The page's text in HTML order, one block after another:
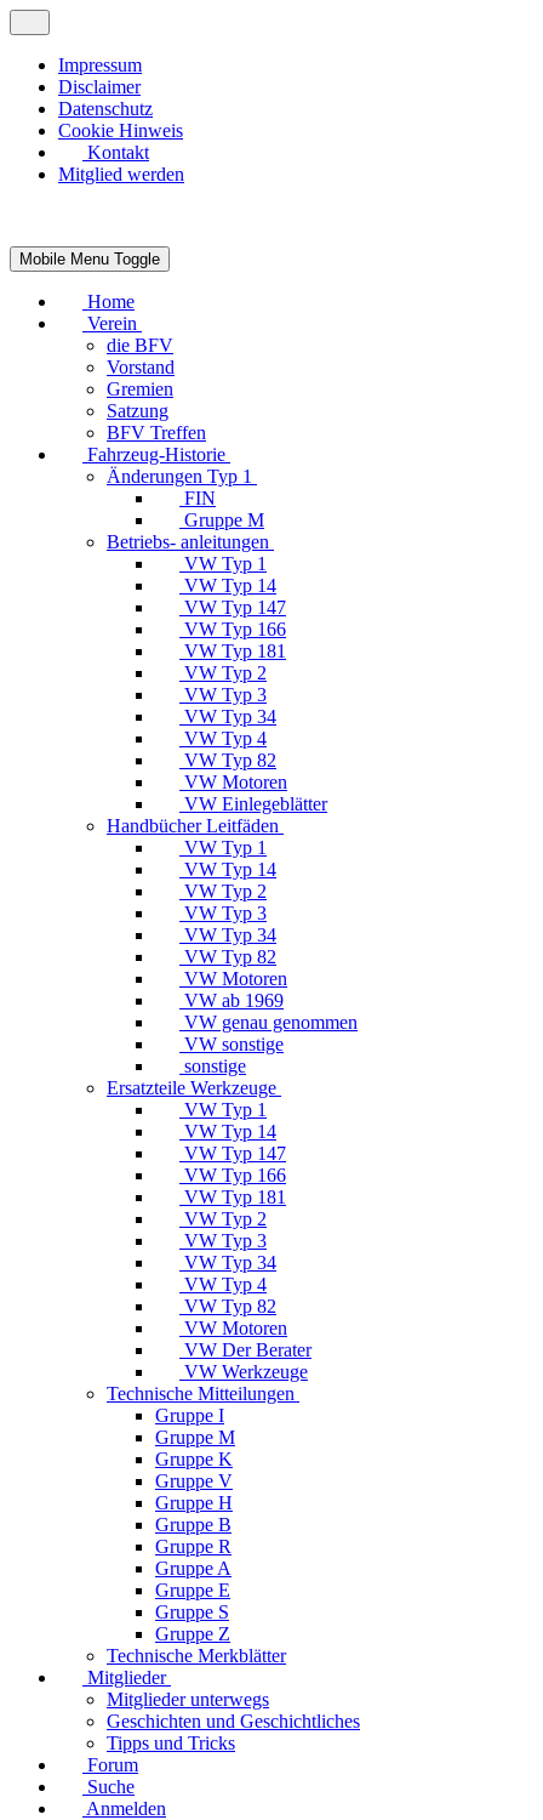
Impressum
Disclaimer
Datenschutz
Cookie Hinweis
Kontakt
Mitglied werden
Mobile Menu Toggle
Home
Verein
die BFV
Vorstand
Gremien
Satzung
BFV Treffen
Fahrzeug-Historie
Änderungen Typ 1
FIN
Gruppe M
Betriebs- anleitungen
VW Typ 1
VW Typ 14
VW Typ 147
VW Typ 166
VW Typ 181
VW Typ 2
VW Typ 3
VW Typ 34
VW Typ 4
VW Typ 82
VW Motoren
VW Einlegeblätter
Handbücher Leitfäden
VW Typ 1
VW Typ 14
VW Typ 2
VW Typ 3
VW Typ 34
VW Typ 82
VW Motoren
VW ab 1969
VW genau genommen
VW sonstige
sonstige
Ersatzteile Werkzeuge
VW Typ 1
VW Typ 14
VW Typ 147
VW Typ 166
VW Typ 181
VW Typ 2
VW Typ 3
VW Typ 34
VW Typ 4
VW Typ 82
VW Motoren
VW Der Berater
VW Werkzeuge
Technische Mitteilungen
Gruppe I
Gruppe M
Gruppe K
Gruppe V
Gruppe H
Gruppe B
Gruppe R
Gruppe A
Gruppe E
Gruppe S
Gruppe Z
Technische Merkblätter
Mitglieder
Mitglieder unterwegs
Geschichten und Geschichtliches
Tipps und Tricks
Forum
Suche
Anmelden